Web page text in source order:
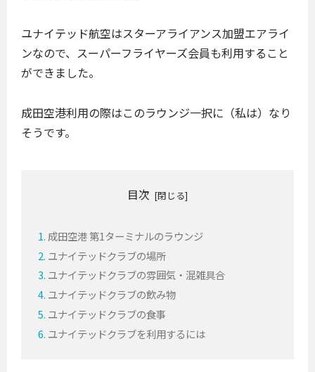
ユナイテッド航空はスターアライアンス加盟エアライ
ンなので、スーパーフライヤーズ会員も利用すること
ができました。
成田空港利用の際はこのラウンジ一択に（私は）なり
そうです。
目次
成田空港 第1ターミナルのラウンジ
ユナイテッドクラブの場所
ユナイテッドクラブの雰囲気・混雑具合
ユナイテッドクラブの飲み物
ユナイテッドクラブの食事
ユナイテッドクラブを利用するには